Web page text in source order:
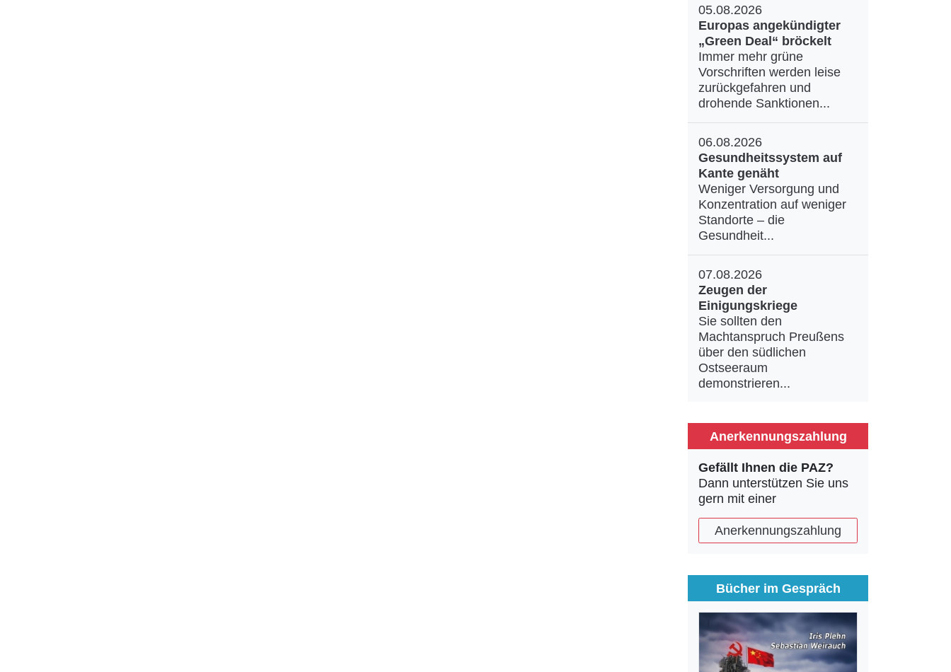
05.08.2026
Europas angekündigter
„Green Deal“ bröckelt
Immer mehr grüne
Vorschriften werden leise
zurückgefahren und
drohende Sanktionen...
06.08.2026
Gesundheitssystem auf
Kante genäht
Weniger Versorgung und
Konzentration auf weniger
Standorte – die
Gesundheit...
07.08.2026
Zeugen der
Einigungskriege
Sie sollten den
Machtanspruch Preußens
über den südlichen
Ostseeraum
demonstrieren...
Anerkennungszahlung
Gefällt Ihnen die PAZ?
Dann unterstützen Sie uns
gern mit einer
Anerkennungszahlung
Bücher im Gespräch